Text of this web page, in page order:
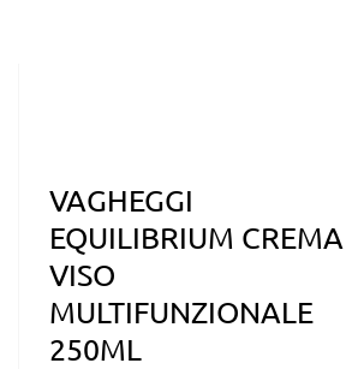
VAGHEGGI
EQUILIBRIUM CREMA
VISO
MULTIFUNZIONALE
250ML